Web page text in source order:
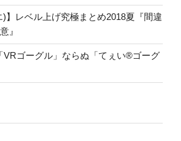
)】レベル上げ究極まとめ2018夏『間違
』
VRゴーグル」ならぬ「てぇい®ゴーグ